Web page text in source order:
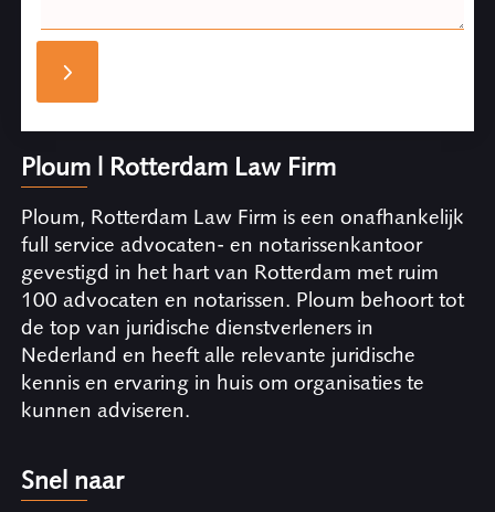
Ploum | Rotterdam Law Firm
Ploum, Rotterdam Law Firm is een onafhankelijk
full service advocaten- en notarissenkantoor
gevestigd in het hart van Rotterdam met ruim
100 advocaten en notarissen. Ploum behoort tot
de top van juridische dienstverleners in
Nederland en heeft alle relevante juridische
kennis en ervaring in huis om organisaties te
kunnen adviseren.
Snel naar